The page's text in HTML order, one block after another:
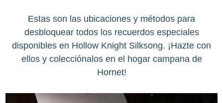
Estas son las ubicaciones y métodos para
desbloquear todos los recuerdos especiales
disponibles en Hollow Knight Silksong. ¡Hazte con
ellos y colecciónalos en el hogar campana de
Hornet!